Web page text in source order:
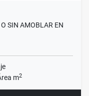
SIN AMOBLAR EN
m2